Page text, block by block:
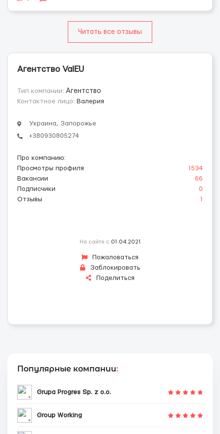
Читать все отзывы
Агентство ValEU
Тип компании: Агентство
Контактное лицо: Валерия
Украина, Запорожье
+380930805274
Про компанию:
Просмотры профиля
1534
Вакансии
66
Подписчики
0
Отзывы
1
На сайте с 01.04.2021
Пожаловаться
Заблокировать
Поделиться
Популярные компании:
Grupa Progres Sp. z o.o.
Group Working